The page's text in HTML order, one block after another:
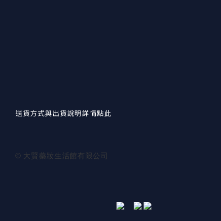
送貨方式與出貨說明詳情點此
© 大賢藥妝生活館有限公司